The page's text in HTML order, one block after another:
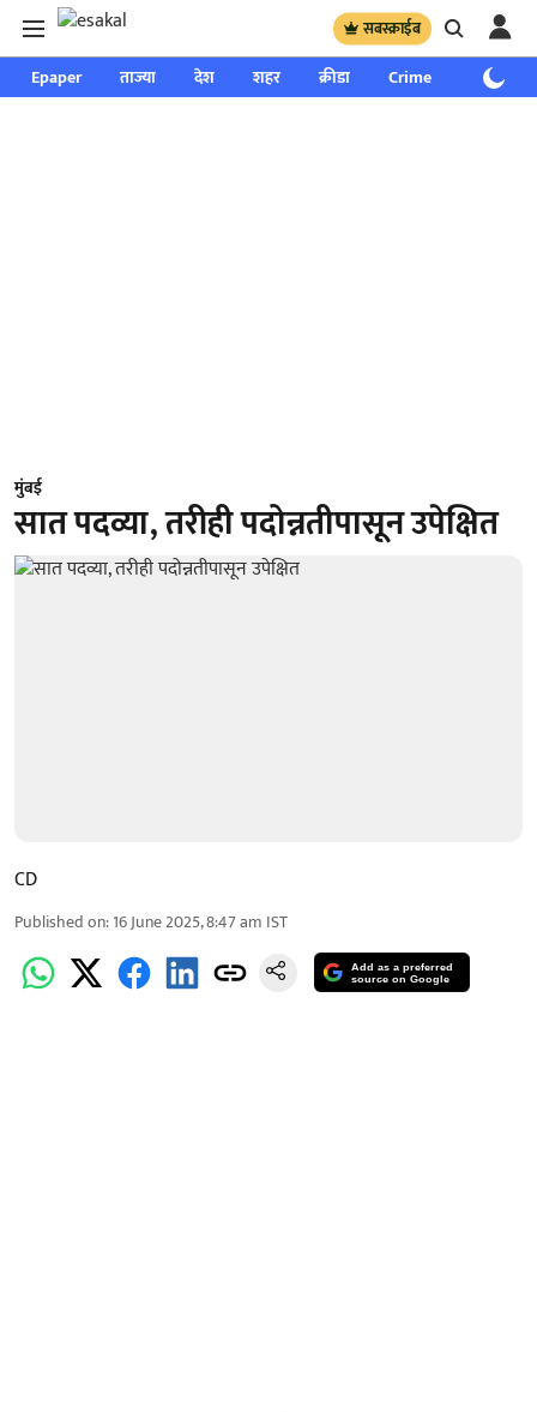
सबस्क्राईब
Epaper ताज्या देश शहर क्रीडा Crime साप्ताहिक
मुंबई
सात पदव्या, तरीही पदोन्नतीपासून उपेक्षित
CD
Published on:16 June 2025, 8:47 am IST
Add as a preferred
source on Google